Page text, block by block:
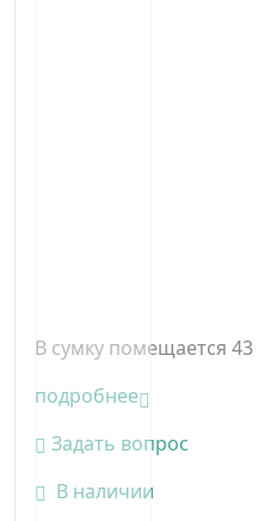
В сумку помещается
подробнее
Задать вопрос
В наличии